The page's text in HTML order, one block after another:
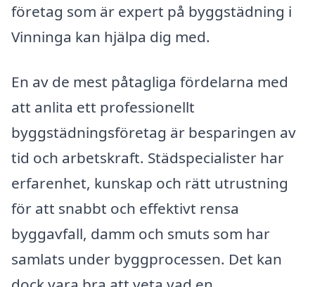
företag som är expert på byggstädning i
Vinninga kan hjälpa dig med.
En av de mest påtagliga fördelarna med
att anlita ett professionellt
byggstädningsföretag är besparingen av
tid och arbetskraft. Städspecialister har
erfarenhet, kunskap och rätt utrustning
för att snabbt och effektivt rensa
byggavfall, damm och smuts som har
samlats under byggprocessen. Det kan